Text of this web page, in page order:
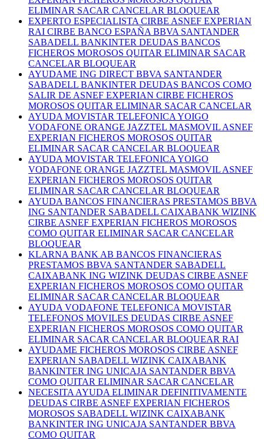
ELIMINAR SACAR CANCELAR BLOQUEAR
EXPERTO ESPECIALISTA CIRBE ASNEF EXPERIAN
RAI CIRBE BANCO ESPAÑA BBVA SANTANDER
SABADELL BANKINTER DEUDAS BANCOS
FICHEROS MOROSOS QUITAR ELIMINAR SACAR
CANCELAR BLOQUEAR
AYUDAME ING DIRECT BBVA SANTANDER
SABADELL BANKINTER DEUDAS BANCOS COMO
SALIR DE ASNEF EXPERIAN CIRBE FICHEROS
MOROSOS QUITAR ELIMINAR SACAR CANCELAR
AYUDA MOVISTAR TELEFONICA YOIGO
VODAFONE ORANGE JAZZTEL MASMOVIL ASNEF
EXPERIAN FICHEROS MOROSOS QUITAR
ELIMINAR SACAR CANCELAR BLOQUEAR
AYUDA MOVISTAR TELEFONICA YOIGO
VODAFONE ORANGE JAZZTEL MASMOVIL ASNEF
EXPERIAN FICHEROS MOROSOS QUITAR
ELIMINAR SACAR CANCELAR BLOQUEAR
AYUDA BANCOS FINANCIERAS PRESTAMOS BBVA
ING SANTANDER SABADELL CAIXABANK WIZINK
CIRBE ASNEF EXPERIAN FICHEROS MOROSOS
COMO QUITAR ELIMINAR SACAR CANCELAR
BLOQUEAR
KLARNA BANK AB BANCOS FINANCIERAS
PRESTAMOS BBVA SANTANDER SABADELL
CAIXABANK ING WIZINK DEUDAS CIRBE ASNEF
EXPERIAN FICHEROS MOROSOS COMO QUITAR
ELIMINAR SACAR CANCELAR BLOQUEAR
AYUDA VODAFONE TELEFONICA MOVISTAR
TELEFONOS MOVILES DEUDAS CIRBE ASNEF
EXPERIAN FICHEROS MOROSOS COMO QUITAR
ELIMINAR SACAR CANCELAR BLOQUEAR RAI
AYUDAME FICHEROS MOROSOS CIRBE ASNEF
EXPERIAN SABADELL WIZINK CAIXABANK
BANKINTER ING UNICAJA SANTANDER BBVA
COMO QUITAR ELIMINAR SACAR CANCELAR
NECESITA AYUDA ELIMINAR DEFINITIVAMENTE
DEUDAS CIRBE ASNEF EXPERIAN FICHEROS
MOROSOS SABADELL WIZINK CAIXABANK
BANKINTER ING UNICAJA SANTANDER BBVA
COMO QUITAR